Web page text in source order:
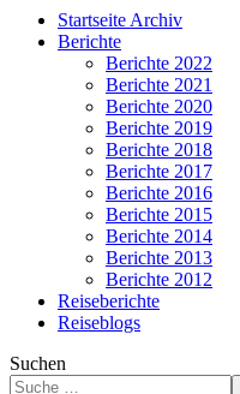
Startseite Archiv
Berichte
Berichte 2022
Berichte 2021
Berichte 2020
Berichte 2019
Berichte 2018
Berichte 2017
Berichte 2016
Berichte 2015
Berichte 2014
Berichte 2013
Berichte 2012
Reiseberichte
Reiseblogs
Suchen